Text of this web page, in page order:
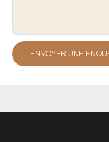
ENVOYER UNE